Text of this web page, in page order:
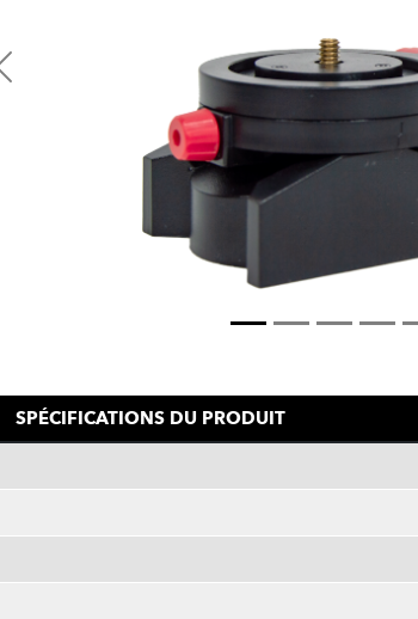
Previous
SPÉCIFICATIONS DU PRODUIT